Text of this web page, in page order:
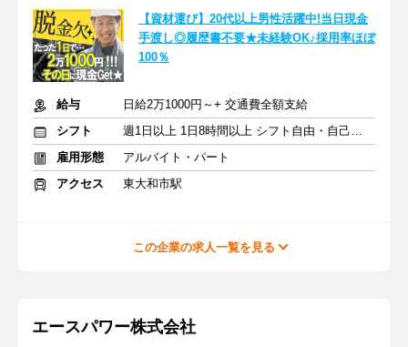
【資材運び】20代以上男性活躍中!当日現金
手渡し◎履歴書不要★未経験OK♪採用率ほぼ
100％
給与
日給2万1000円～+ 交通費全額支給
シフト
週1日以上 1日8時間以上 シフト自由・自己申告
雇用形態
アルバイト・パート
アクセス
東大和市駅
この企業の求人一覧を見る
エースパワー株式会社